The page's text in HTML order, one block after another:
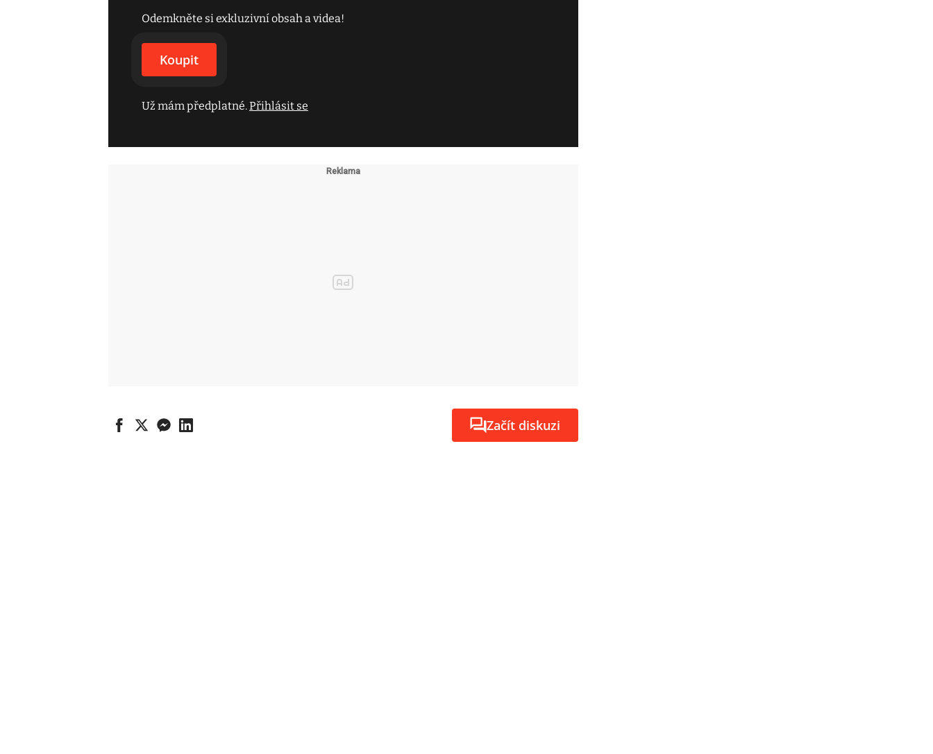
Odemkněte si exkluzivní obsah a videa!
Koupit
Už mám předplatné.Přihlásit se
Začít diskuzi